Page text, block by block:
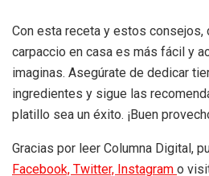
Con esta receta y estos
carpaccio en casa es más fácil y
imaginas. Asegúrate de dedicar
ingredientes y sigue las
platillo sea un éxito. ¡Buen
Gracias por leer Columna Digital,
Facebook, Twitter, Instagram o